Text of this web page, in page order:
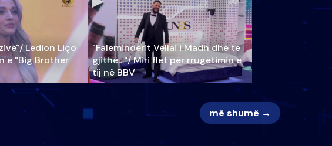
Ledion Liço
e "Big Brother
"Faleminderit Vëllai i Madh dhe të
gjithë…"/ Miri flet për rrugëtimin e
tij në BBV
më shumë →